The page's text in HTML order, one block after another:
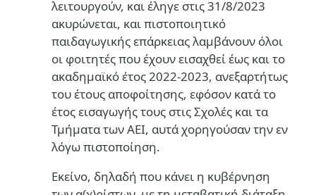
λειτουργούν, και έληγε στις 31/8/2023
ακυρώνεται, και πιστοποιητικό
παιδαγωγικής επάρκειας λαμβάνουν όλοι
οι φοιτητές που έχουν εισαχθεί έως και το
ακαδημαϊκό έτος 2022-2023, ανεξαρτήτως
του έτους αποφοίτησης, εφόσον κατά το
έτος εισαγωγής τους στις Σχολές και τα
Τμήματα των ΑΕΙ, αυτά χορηγούσαν την εν
λόγω πιστοποίηση.
Εκείνο, δηλαδή που κάνει η κυβέρνηση